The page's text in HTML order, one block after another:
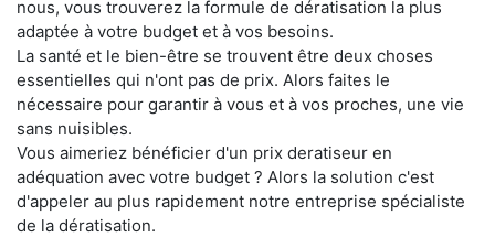
nous, vous trouverez la formule de dératisation la plus
adaptée à votre budget et à vos besoins.
La santé et le bien-être se trouvent être deux choses
essentielles qui n'ont pas de prix. Alors faites le
nécessaire pour garantir à vous et à vos proches, une vie
sans nuisibles.
Vous aimeriez bénéficier d'un prix deratiseur en
adéquation avec votre budget ? Alors la solution c'est
d'appeler au plus rapidement notre entreprise spécialiste
de la dératisation.